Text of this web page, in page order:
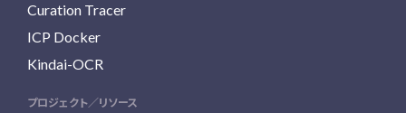
Curation Tracer
ICP Docker
Kindai-OCR
プロジェクト／リソース